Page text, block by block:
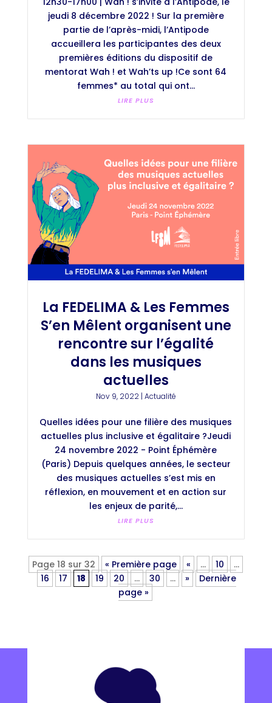
jeudi 8 décembre 2022 ! Sur la première
partie de l’après-midi, l’Antipode
accueillera les participantes des deux
premières éditions du dispositif de
mentorat Wah ! et Wah’ts up !Ce sont 64
femmes* au total qui ont...
LIRE PLUS
La FEDELIMA & Les Femmes
S’en Mêlent organisent une
rencontre sur l’égalité
dans les musiques
actuelles
Nov 9, 2022| Actualité
Quelles idées pour une filière des musiques
actuelles plus inclusive et égalitaire ?Jeudi
24 novembre 2022 - Point Éphémère
(Paris) Depuis quelques années, le secteur
des musiques actuelles s’est mis en
réflexion, en mouvement et en action sur
les enjeux de parité,...
LIRE PLUS
Page 18 sur 32 « Première page « … 10
…
16
17 18 19 20 … 30 … »
Dernière
page »